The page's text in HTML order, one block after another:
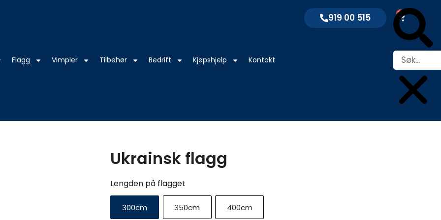
Flagg Vimpler Tilbehør Bedrift Kjøpshjelp Kontakt
919 00 515 0
Søk
Ukrainsk flagg
Lengden på flagget
300cm 350cm 400cm
Ukrainsk
flagg
antall